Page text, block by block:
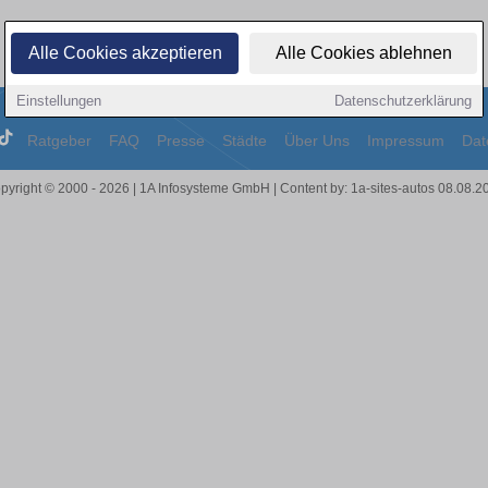
Alle Cookies akzeptieren Alle Cookies ablehnen
Einstellungen Datenschutzerklärung
Ratgeber FAQ Presse Städte Über Uns Impressum
© 2000 - 2026 | 1A Infosysteme GmbH | Content by: 1a-sites-autos